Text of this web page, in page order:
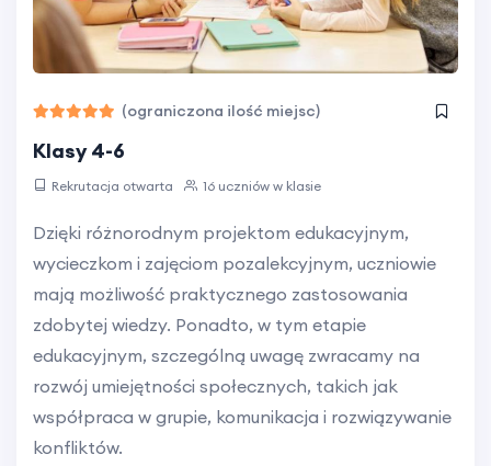
(ograniczona ilość miejsc)
Klasy 4-6
Rekrutacja otwarta 16 uczniów w klasie
Dzięki różnorodnym projektom edukacyjnym,
wycieczkom i zajęciom pozalekcyjnym, uczniowie
mają możliwość praktycznego zastosowania
zdobytej wiedzy. Ponadto, w tym etapie
edukacyjnym, szczególną uwagę zwracamy na
rozwój umiejętności społecznych, takich jak
współpraca w grupie, komunikacja i rozwiązywanie
konfliktów.